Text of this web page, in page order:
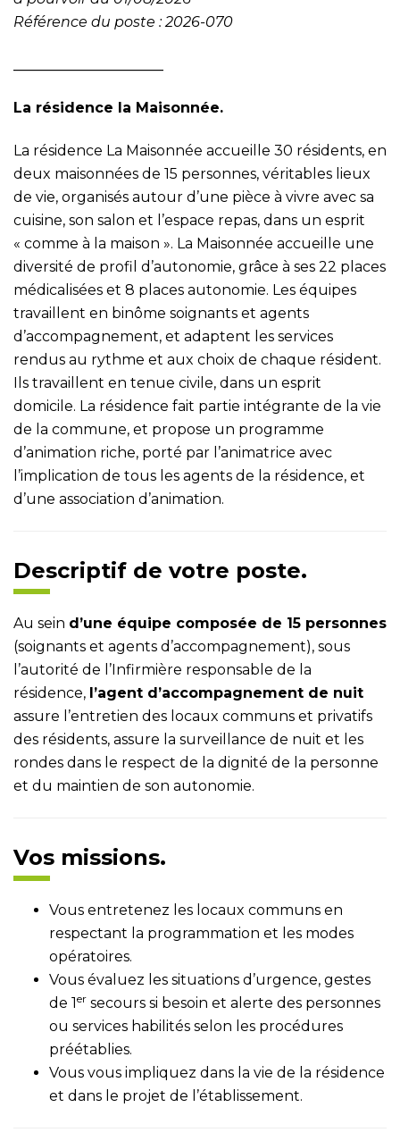
Référence du poste : 2026-070
La résidence la Maisonnée.
La résidence La Maisonnée accueille 30 résidents, en
deux maisonnées de 15 personnes, véritables lieux
de vie, organisés autour d’une pièce à vivre avec sa
cuisine, son salon et l’espace repas, dans un esprit
« comme à la maison ». La Maisonnée accueille une
diversité de profil d’autonomie, grâce à ses 22 places
médicalisées et 8 places autonomie. Les équipes
travaillent en binôme soignants et agents
d’accompagnement, et adaptent les services
rendus au rythme et aux choix de chaque résident.
Ils travaillent en tenue civile, dans un esprit
domicile. La résidence fait partie intégrante de la vie
de la commune, et propose un programme
d’animation riche, porté par l’animatrice avec
l’implication de tous les agents de la résidence, et
d’une association d’animation.
Descriptif de votre poste.
Au sein d’une équipe composée de 15 personnes
(soignants et agents d’accompagnement), sous
l’autorité de l’Infirmière responsable de la
résidence, l’agent d’accompagnement de nuit
assure l’entretien des locaux communs et privatifs
des résidents, assure la surveillance de nuit et les
rondes dans le respect de la dignité de la personne
et du maintien de son autonomie.
Vos missions.
Vous entretenez les locaux communs en
respectant la programmation et les modes
opératoires.
Vous évaluez les situations d’urgence, gestes
de 1er secours si besoin et alerte des personnes
ou services habilités selon les procédures
préétablies.
Vous vous impliquez dans la vie de la résidence
et dans le projet de l’établissement.